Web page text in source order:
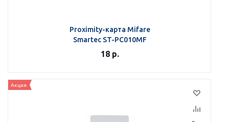
Proximity-карта Mifare
Smartec ST-PC010MF
18р.
Акция